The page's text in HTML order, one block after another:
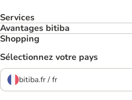
Services
Avantages bitiba
Shopping
Sélectionnez votre pays
bitiba.fr / fr